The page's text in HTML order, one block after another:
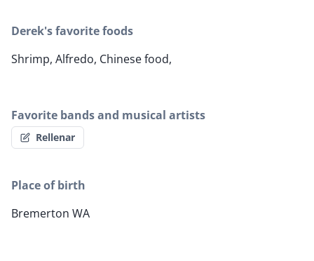
Derek's favorite foods
Shrimp, Alfredo, Chinese food,
Favorite bands and musical artists
Rellenar
Place of birth
Bremerton WA